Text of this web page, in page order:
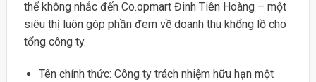
thể không nhắc đến Co.opmart Đinh Tiên Hoàng – một
siêu thị luôn góp phần đem về doanh thu khổng lồ cho
tổng công ty.
Tên chính thức: Công ty trách nhiệm hữu hạn một